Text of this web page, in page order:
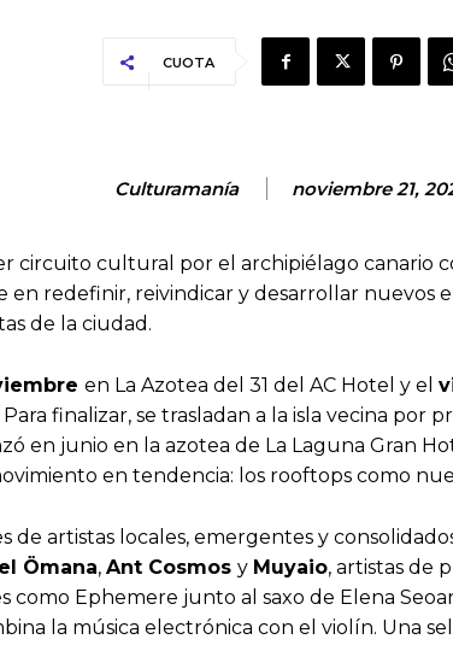
CUOTA
Culturamanía noviembre 21,
circuito cultural por el archipiélago canario
en redefinir, reivindicar y desarrollar nuevos
de la ciudad.
en La Azotea del 31 del AC Hotel y el
finalizar, se trasladan a la isla vecina por
en junio en la azotea de La Laguna Gran
en tendencia: los rooftops como
artistas locales, emergentes y
Ömana, Ant Cosmos y Muyaio, artistas de
Ephemere junto al saxo de Elena
la música electrónica con el violín. Una